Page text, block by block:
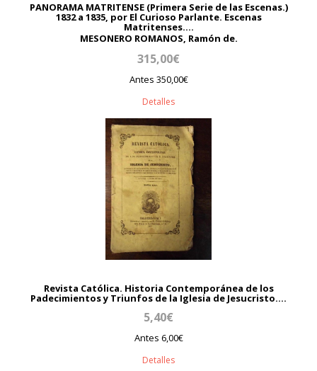
PANORAMA MATRITENSE (Primera Serie de las Escenas.)
1832 a 1835, por El Curioso Parlante. Escenas
Matritenses....
MESONERO ROMANOS, Ramón de.
315,00€
Antes 350,00€
Detalles
Revista Católica. Historia Contemporánea de los
Padecimientos y Triunfos de la Iglesia de Jesucristo....
5,40€
Antes 6,00€
Detalles